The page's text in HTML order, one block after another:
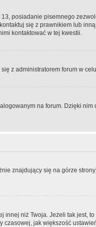
posiadanie pisemnego
się z prawnikiem lub
kontaktować w tej kwestii.
z administratorem forum w
na forum. Dzięki
znajdujący się na górze
innej niż Twoja. Jeżeli tak jest,
jak większość